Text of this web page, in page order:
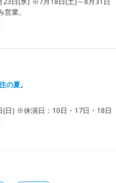
業。
の夏。
(日) ※休演日：10日・17日・18日